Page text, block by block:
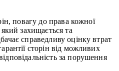
повагу до права кожної
захищається та
справедливу оцінку втрат
сторін від можливих
за порушення